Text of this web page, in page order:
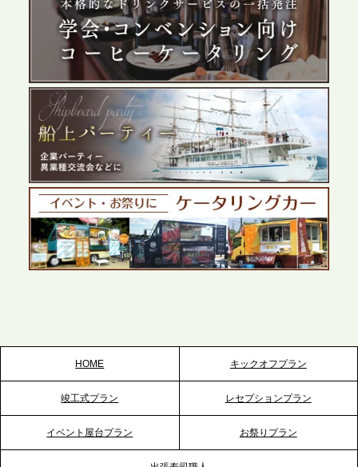
2026.5.29
プレスリリースのご案内｜ケータリングのセカンド
テーブル、群馬前橋支社を設立。再開発やオフィス
展開が進む前橋エリアの企業ニーズに応え、高品質
なサービスで各種イベント・懇親会をサポート
2026.5.27
プレスリリースのご案内｜ケータリングのセカンド
テーブル、千葉本社を新設。幕張・舞浜の大型イベ
ントから主要都市の社内懇親会まで、現地拠点を活
かしたスムーズな対応を展開
2026.5.22
2026.5.20
プレスリリースのご案内｜ケータリングのセカンド
HOME キックオフプラン
竣工式プラン レセプションプラン
イベント屋台プラン お祭りプラン